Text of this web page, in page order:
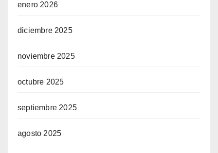
enero 2026
diciembre 2025
noviembre 2025
octubre 2025
septiembre 2025
agosto 2025